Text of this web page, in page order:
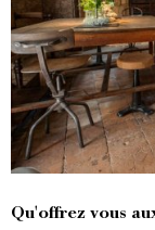
Qu'offrez vous